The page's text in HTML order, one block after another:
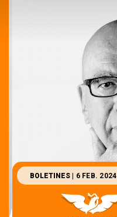
BOLETINES | 6 FEB. 2024